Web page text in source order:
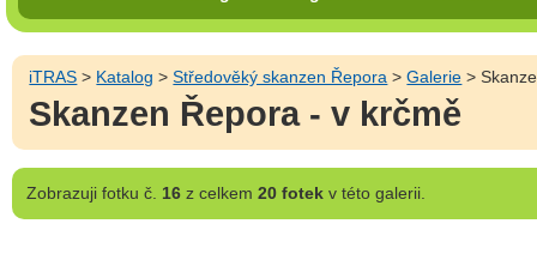
iTRAS > Katalog >Středověký skanzen Řepora >Galerie >
Skanzen Řepora - v krčmě
Zobrazujifotku č. 16z celkem 20 fotekv této galerii.